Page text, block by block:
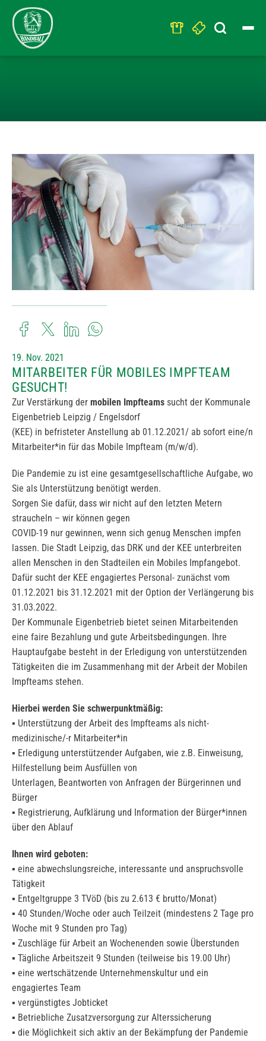
Search
for:
19. Nov. 2021
MITARBEITER FÜR MOBILES IMPFTEAM
GESUCHT!
Zur Verstärkung der mobilen Impfteams sucht der Kommunale
Eigenbetrieb Leipzig / Engelsdorf
(KEE) in befristeter Anstellung ab 01.12.2021/ ab sofort eine/n
Mitarbeiter*in für das Mobile Impfteam (m/w/d).
Die Pandemie zu ist eine gesamtgesellschaftliche Aufgabe, wo
Sie als Unterstützung benötigt werden.
Sorgen Sie dafür, dass wir nicht auf den letzten Metern
straucheln – wir können gegen
COVID-19 nur gewinnen, wenn sich genug Menschen impfen
lassen. Die Stadt Leipzig, das DRK und der KEE unterbreiten
allen Menschen in den Stadteilen ein Mobiles Impfangebot.
Dafür sucht der KEE engagiertes Personal- zunächst vom
01.12.2021 bis 31.12.2021 mit der Option der Verlängerung bis
31.03.2022.
Der Kommunale Eigenbetrieb bietet seinen Mitarbeitenden
eine faire Bezahlung und gute Arbeitsbedingungen. Ihre
Hauptaufgabe besteht in der Erledigung von unterstützenden
Tätigkeiten die im Zusammenhang mit der Arbeit der Mobilen
Impfteams stehen.
Hierbei werden Sie schwerpunktmäßig:
▪ Unterstützung der Arbeit des Impfteams als nicht-
medizinische/-r Mitarbeiter*in
▪ Erledigung unterstützender Aufgaben, wie z.B. Einweisung,
Hilfestellung beim Ausfüllen von
Unterlagen, Beantworten von Anfragen der Bürgerinnen und
Bürger
▪ Registrierung, Aufklärung und Information der Bürger*innen
über den Ablauf
Ihnen wird geboten:
▪ eine abwechslungsreiche, interessante und anspruchsvolle
Tätigkeit
▪ Entgeltgruppe 3 TVöD (bis zu 2.613 € brutto/Monat)
▪ 40 Stunden/Woche oder auch Teilzeit (mindestens 2 Tage pro
Woche mit 9 Stunden pro Tag)
▪ Zuschläge für Arbeit an Wochenenden sowie Überstunden
▪ Tägliche Arbeitszeit 9 Stunden (teilweise bis 19.00 Uhr)
▪ eine wertschätzende Unternehmenskultur und ein
engagiertes Team
▪ vergünstigtes Jobticket
▪ Betriebliche Zusatzversorgung zur Alterssicherung
▪ die Möglichkeit sich aktiv an der Bekämpfung der Pandemie